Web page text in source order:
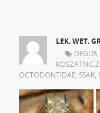
LEK. WET.
DEGUS,
OCTODONTIDAE, SSAK,